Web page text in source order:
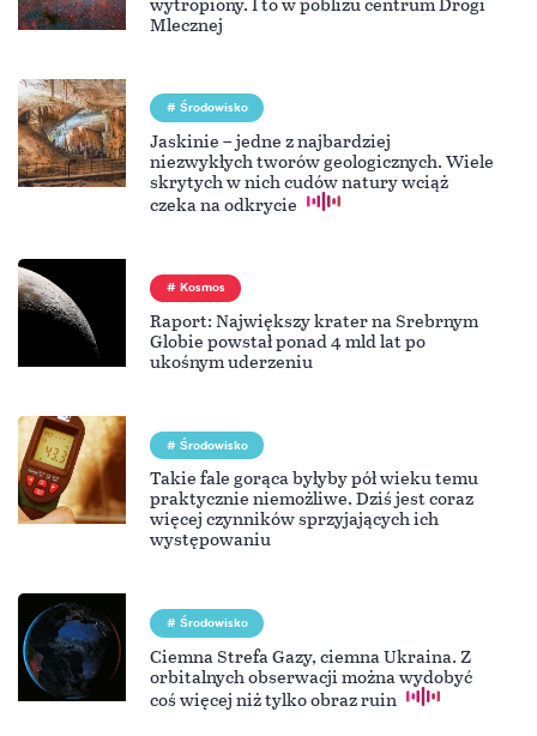
Mlecznej
Środowisko
Jaskinie – jedne z najbardziej
niezwykłych tworów geologicznych. Wiele
skrytych w nich cudów natury wciąż
czeka na odkrycie
Kosmos
Raport: Największy krater na Srebrnym
Globie powstał ponad 4 mld lat po
ukośnym uderzeniu
Środowisko
Takie fale gorąca byłyby pół wieku temu
praktycznie niemożliwe. Dziś jest coraz
więcej czynników sprzyjających ich
występowaniu
Środowisko
Ciemna Strefa Gazy, ciemna Ukraina. Z
orbitalnych obserwacji można wydobyć
coś więcej niż tylko obraz ruin